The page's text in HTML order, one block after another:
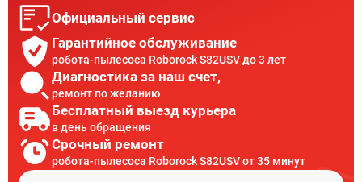
Официальный сервис
Гарантийное обслуживание
робота-пылесоса Roborock S82USV до 3 лет
Диагностика за наш счет,
ремонт по желанию
Бесплатный выезд курьера
в день обращения
Срочный ремонт
робота-пылесоса Roborock S82USV от 35 минут